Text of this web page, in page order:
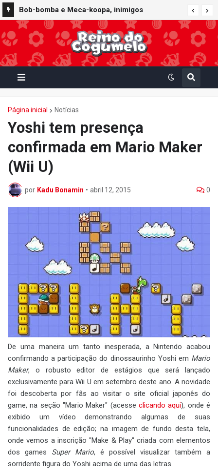
Bob-bomba e Meca-koopa, inimigos
"mecânicos" de Super Mario, viram brinquedos
de corda no Super Nintendo World
Furuta lança Choco Egg temático de Super
Mario Party Jamboree — Nintendo Switch 2
Edition + Jamboree TV com 15 miniaturas
colecionáveis
Página inicial Notícias
Yoshi tem presença
confirmada em Mario Maker
(Wii U)
por Kadu Bonamin • abril 12, 2015 0
De uma maneira um tanto inesperada, a Nintendo acabou
confirmando a participação do dinossaurinho Yoshi em Mario
Maker, o robusto editor de estágios que será lançado
exclusivamente para Wii U em setembro deste ano. A novidade
foi descoberta por fãs ao visitar o site oficial japonês do
game, na seção "Mario Maker" (acesse clicando aqui), onde é
exibido um vídeo demonstrando algumas de suas
funcionalidades de edição; na imagem de fundo desta tela,
onde vemos a inscrição "Make & Play" criada com elementos
dos games Super Mario, é possível visualizar também a
sorridente figura do Yoshi acima de uma das letras.